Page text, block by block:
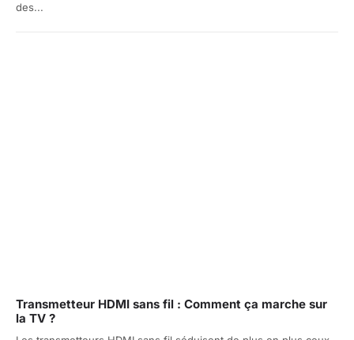
des...
Transmetteur HDMI sans fil : Comment ça marche sur
la TV ?